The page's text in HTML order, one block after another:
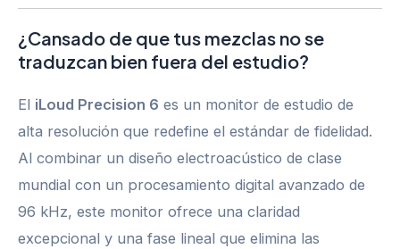
¿Cansado de que tus mezclas no se
traduzcan bien fuera del estudio?
El iLoud Precision 6 es un monitor de estudio de
alta resolución que redefine el estándar de fidelidad.
Al combinar un diseño electroacústico de clase
mundial con un procesamiento digital avanzado de
96 kHz, este monitor ofrece una claridad
excepcional y una fase lineal que elimina las